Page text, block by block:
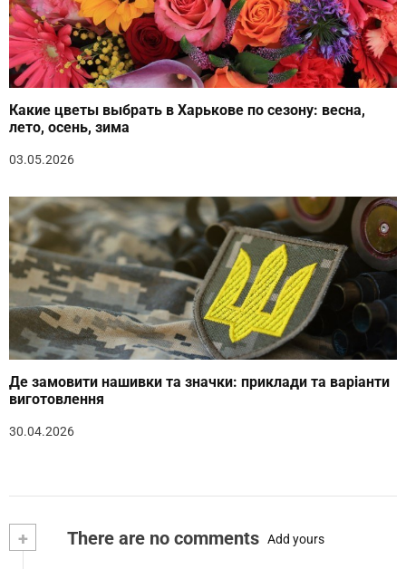
Какие цветы выбрать в Харькове по сезону: весна,
лето, осень, зима
03.05.2026
Де замовити нашивки та значки: приклади та варіанти
виготовлення
30.04.2026
+ There are no comments Add yours